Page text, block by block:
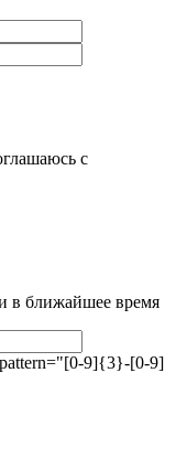
с
в ближайшее время
pattern="[0-9]{3}-[0-9]